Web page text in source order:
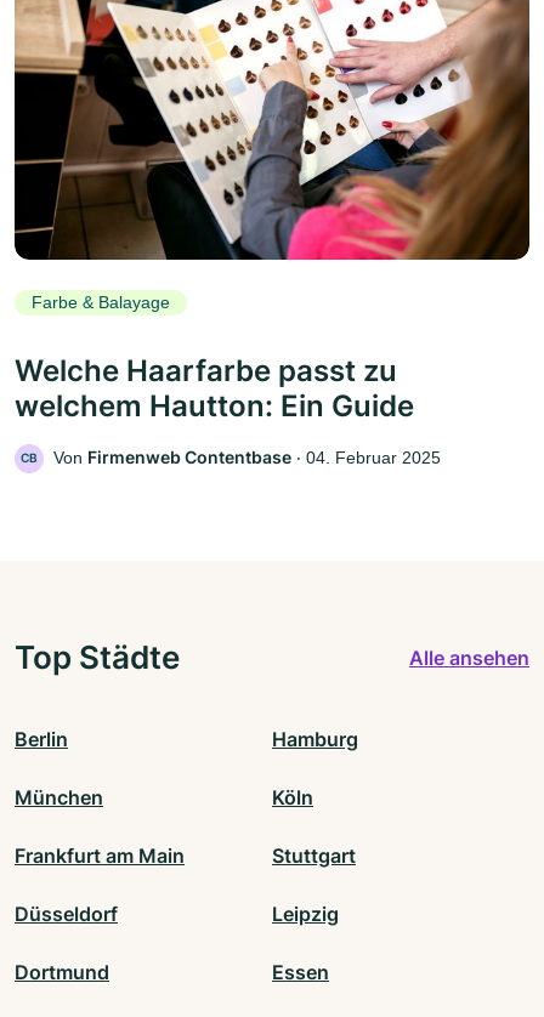
Farbe & Balayage
Welche Haarfarbe passt zu
welchem Hautton: Ein Guide
CB Von Firmenweb Contentbase ‧ 04. Februar 2025
Top Städte Alle ansehen
Berlin Hamburg
München Köln
Frankfurt am Main Stuttgart
Düsseldorf Leipzig
Dortmund Essen